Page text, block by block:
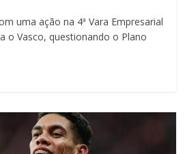
uma ação na 4ª Vara Empresarial
o Vasco, questionando o Plano